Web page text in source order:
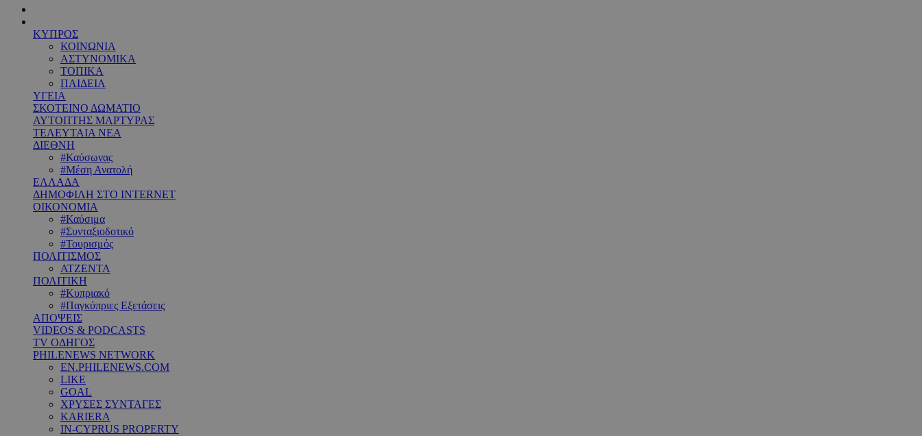
ΚΥΠΡΟΣ
ΚΟΙΝΩΝΙΑ
ΑΣΤΥΝΟΜΙΚΑ
ΤΟΠΙΚΑ
ΠΑΙΔΕΙΑ
ΥΓΕΙΑ
ΣΚΟΤΕΙΝΟ ΔΩΜΑΤΙΟ
ΑΥΤΟΠΤΗΣ ΜΑΡΤΥΡΑΣ
ΤΕΛΕΥΤΑΙΑ ΝΕΑ
ΔΙΕΘΝΗ
#Καύσωνας
#Μέση Ανατολή
ΕΛΛΑΔΑ
ΔΗΜΟΦΙΛΗ ΣΤΟ INTERNET
ΟΙΚΟΝΟΜΙΑ
#Καύσιμα
#Συνταξιοδοτικό
#Τουρισμός
ΠΟΛΙΤΙΣΜΟΣ
ΑΤΖΕΝΤΑ
ΠΟΛΙΤΙΚΗ
#Κυπριακό
#Παγκύπριες Εξετάσεις
ΑΠΟΨΕΙΣ
VIDEOS & PODCASTS
TV ΟΔΗΓΟΣ
PHILENEWS NETWORK
EN.PHILENEWS.COM
LIKE
GOAL
ΧΡΥΣΕΣ ΣΥΝΤΑΓΕΣ
KARIERA
IN-CYPRUS PROPERTY